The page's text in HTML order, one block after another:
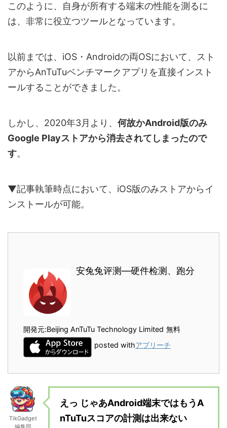
このように、自身が所有する端末の性能を測るに
は、非常に役立つツールとなっています。
以前までは、iOS・Androidの両OSにおいて、スト
アからAnTuTuベンチマークアプリを直接インスト
ールすることができました。
しかし、2020年3月より、 何故かAndroid版のみ
Google Playストアから消去されてしまったので
す。
▼記事執筆時点において、iOS版のみストアからイ
ンストールが可能。
安兔兔评测—硬件检测、跑分
開発元:Beijing AnTuTu Technology Limited 無料
posted withアプリーチ
TikGadget
えっ じゃあAndroid端末ではもうA
nTuTuスコアの計測は出来ない